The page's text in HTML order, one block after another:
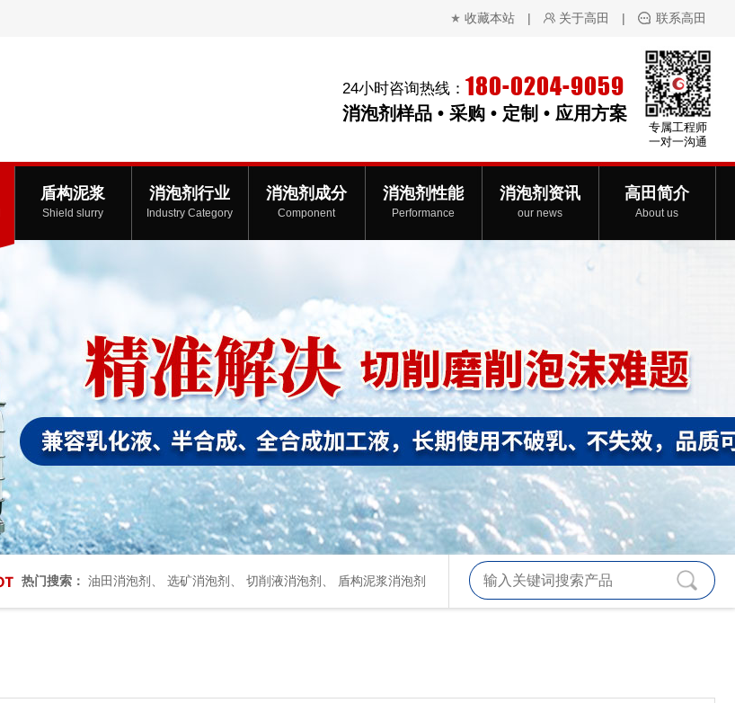
收藏本站 | 关于高田 | 联系高田
24小时咨询热线： 180-0204-9059
消泡剂样品 • 采购 • 定制 • 应用方案
专属工程师
一对一沟通
盾构泥浆
Shield slurry
消泡剂行业
Industry Category
消泡剂成分
Component
消泡剂性能
Performance
消泡剂资讯
our news
高田简介
About us
热门搜索： 油田消泡剂 选矿消泡剂 切削液消泡剂 盾构泥浆消泡剂